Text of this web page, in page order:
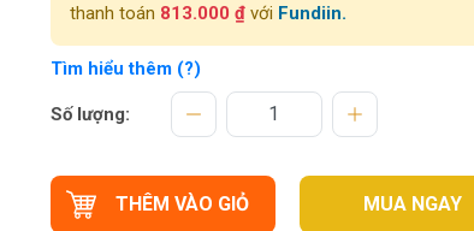
thanh toán 813.000 ₫với Fundiin.
Tìm hiểu thêm (?)
Số lượng:
THÊM VÀO GIỎ MUA NGAY